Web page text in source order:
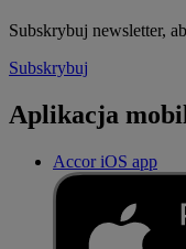
Subskrybuj newsletter,
Subskrybuj
Aplikacja
Accor iOS app